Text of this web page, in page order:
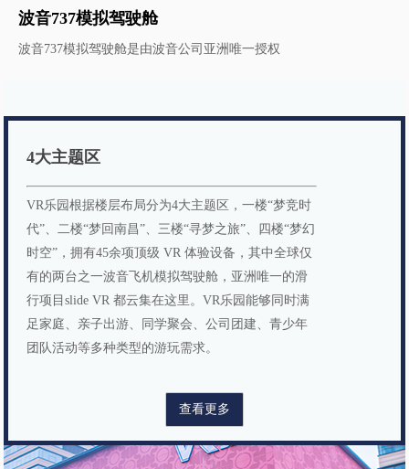
波音737模拟驾驶舱
波音737模拟驾驶舱是由波音公司亚洲唯一授权
4大主题区
VR乐园根据楼层布局分为4大主题区，一楼“梦竞时
代”、二楼“梦回南昌”、三楼“寻梦之旅”、四楼“梦幻
时空”，拥有45余项顶级 VR 体验设备，其中全球仅
有的两台之一波音飞机模拟驾驶舱，亚洲唯一的滑
行项目slide VR 都云集在这里。VR乐园能够同时满
足家庭、亲子出游、同学聚会、公司团建、青少年
团队活动等多种类型的游玩需求。
查看更多